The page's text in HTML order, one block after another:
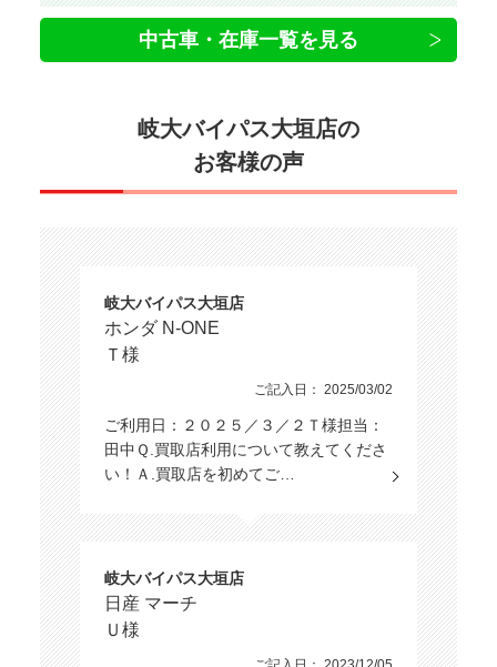
中古車・在庫一覧を見る
岐大バイパス大垣店の
お客様の声
岐大バイパス大垣店
ホンダ N-ONE
Ｔ様
ご記入日： 2025/03/02
ご利用日：２０２５／３／２Ｔ様担当：
田中Ｑ.買取店利用について教えてくださ
い！Ａ.買取店を初めてご…
岐大バイパス大垣店
日産 マーチ
Ｕ様